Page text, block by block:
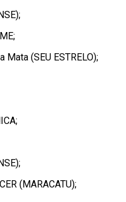
Mata (SEU ESTRELO);
(MARACATU);